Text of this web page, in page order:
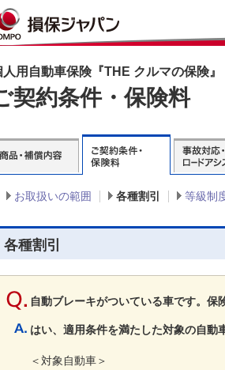
人用自動車保険『THE クルマの保険』
契約条件・保険料
お取扱いの範囲 各種割引 等級制
各種割引
自動ブレーキがついている車です。保
はい、適用条件を満たした対象の自動
＜対象自動車＞